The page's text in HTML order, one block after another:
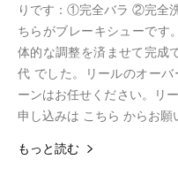
りです：①完全バラ ②完全
ちらがブレーキシューです
体的な調整を済ませて完成
代 でした。リールのオー
ーンはお任せください。リ
申し込みは こちら からお願
もっと読む